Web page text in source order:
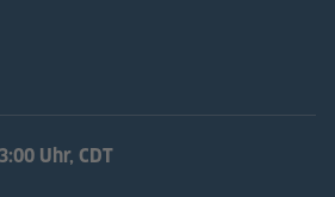
Uhr, CDT